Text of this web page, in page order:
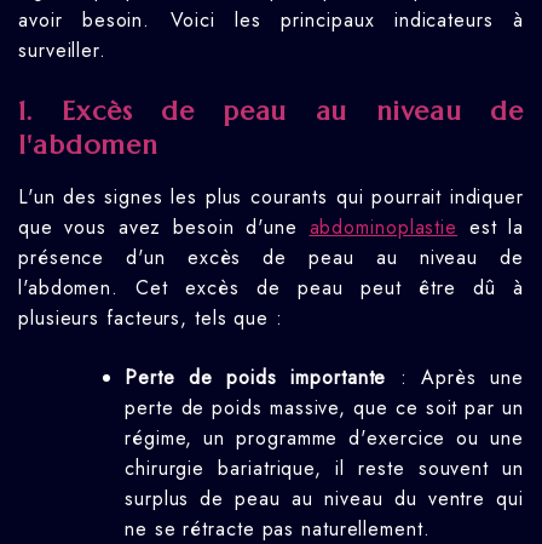
avoir besoin. Voici les principaux indicateurs à
surveiller.
1. Excès de peau au niveau de
l'abdomen
L'un des signes les plus courants qui pourrait indiquer
que vous avez besoin d'une abdominoplastie est la
présence d'un excès de peau au niveau de
l'abdomen. Cet excès de peau peut être dû à
plusieurs facteurs, tels que :
Perte de poids importante : Après une
perte de poids massive, que ce soit par un
régime, un programme d'exercice ou une
chirurgie bariatrique, il reste souvent un
surplus de peau au niveau du ventre qui
ne se rétracte pas naturellement.